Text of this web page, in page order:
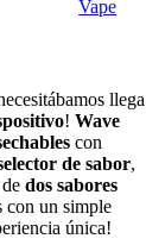
llega
! Wave
con
de sabor,
dos sabores
con un simple
única!